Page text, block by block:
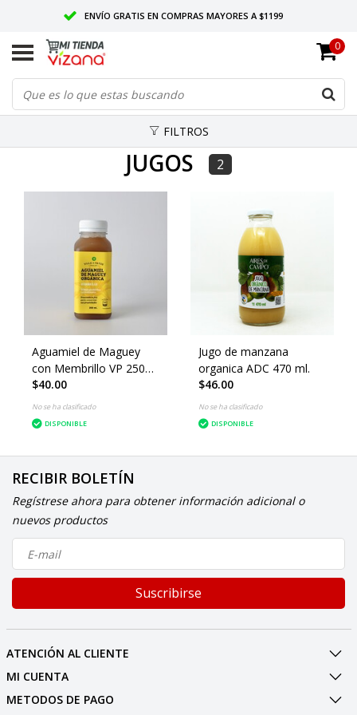
ENVÍO GRATIS EN COMPRAS MAYORES A $1199
CALIDAD VIZANA GARANTIZADA
0
FILTROS
JUGOS 2
Aguamiel de Maguey
con Membrillo VP 250
ml.
$40.00
No se ha clasificado
DISPONIBLE
Jugo de manzana
organica ADC 470 ml.
$46.00
No se ha clasificado
DISPONIBLE
RECIBIR BOLETÍN
Regístrese ahora para obtener información adicional o
nuevos productos
Suscribirse
ATENCIÓN AL CLIENTE
MI CUENTA
METODOS DE PAGO